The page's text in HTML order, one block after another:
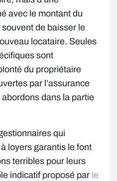
avec le montant du
souvent de baisser le
locataire. Seules
sont
du propriétaire
par l’assurance
dans la partie
qui
loyers garantis le font
terribles pour leurs
indicatif proposé par le